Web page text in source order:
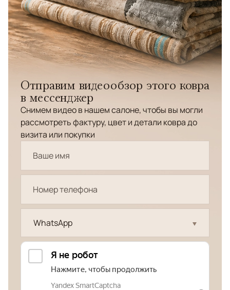
Отправим видеообзор этого ковра
в мессенджер
Снимем видео в нашем салоне, чтобы вы могли
рассмотреть фактуру, цвет и детали ковра до
визита или покупки
WhatsApp